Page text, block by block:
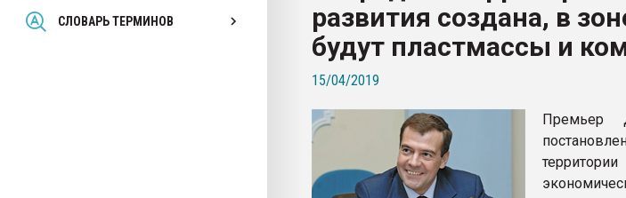
СЛОВАРЬ ТЕРМИНОВ
Всё, что касается выдува ПЭТ
бутылок
ПЕРЕЙТИ НА ФОРУМ
развития создана, в
будут пластмассы и
15/04/2019
Премьер